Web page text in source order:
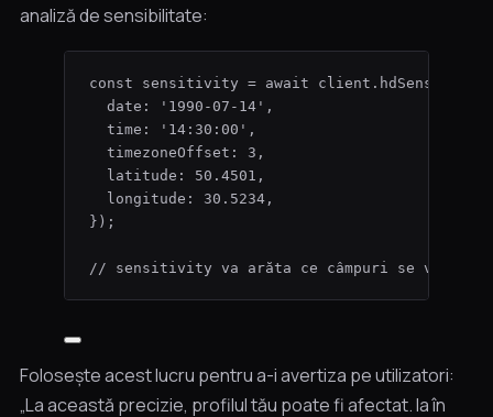
analiză de sensibilitate:
const sensitivity = await client . hdSensitivity
date:
' 1990-07-14 ' ,
time:
' 14:30:00 ' ,
timezoneOffset: 3 ,
latitude: 50.4501 ,
longitude: 30.5234 ,
} );
// sensitivity va arăta ce câmpuri se vor
Folosește acest lucru pentru a-i avertiza pe utilizatori:
„La această precizie, profilul tău poate fi afectat. Ia în